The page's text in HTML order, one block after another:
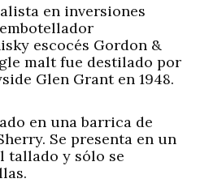
en inversiones
escocés Gordon &
malt fue destilado por
Glen Grant en 1948.
en una barrica de
Se presenta en un
tallado y sólo se